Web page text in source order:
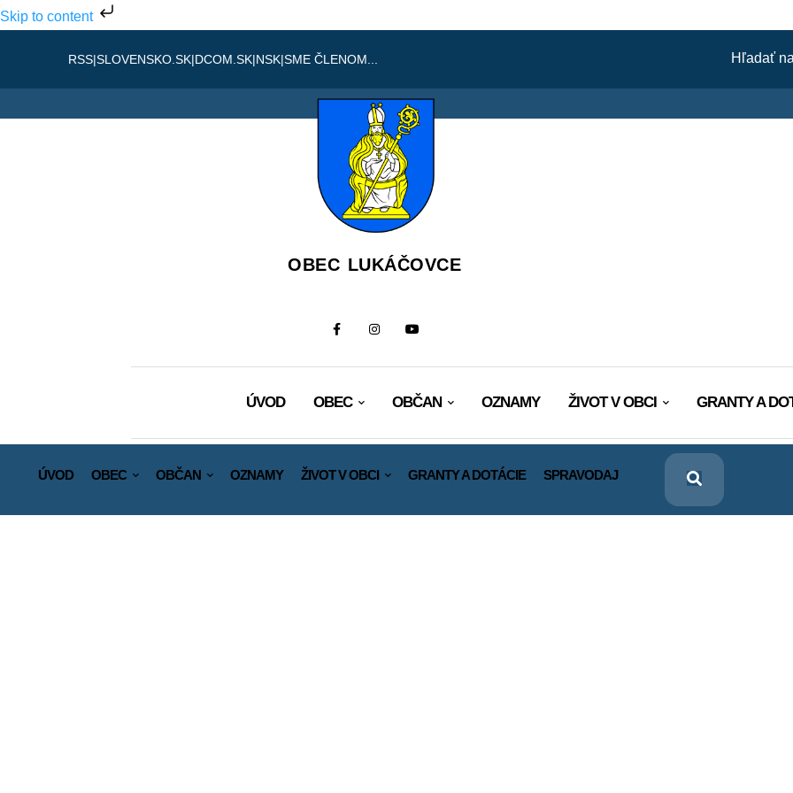
Skip to content
RSS|SLOVENSKO.SK|DCOM.SK|NSK|SME ČLENOM...
OBEC LUKÁČOVCE
ÚVOD OBEC OBČAN OZNAMY ŽIVOT V OBCI GRANTY A
ÚVOD OBEC OBČAN OZNAMY ŽIVOT V OBCI GRANTY A DOTÁCIE SPRAVODAJ